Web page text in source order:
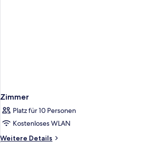
Zimmer
Platz für 10 Personen
Kostenloses WLAN
Weitere Details
Weitere